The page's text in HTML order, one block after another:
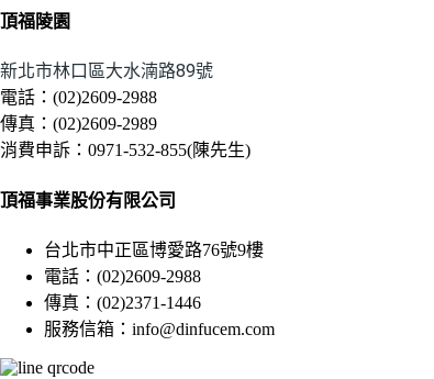
頂福陵園
新北市林口區大水湳路89號
電話：(02)2609-2988
傳真：(02)2609-2989
消費申訴：0971-532-855(陳先生)
頂福事業股份有限公司
台北市中正區博愛路76號9樓
電話：(02)2609-2988
傳真：(02)2371-1446
服務信箱： info@dinfucem.com